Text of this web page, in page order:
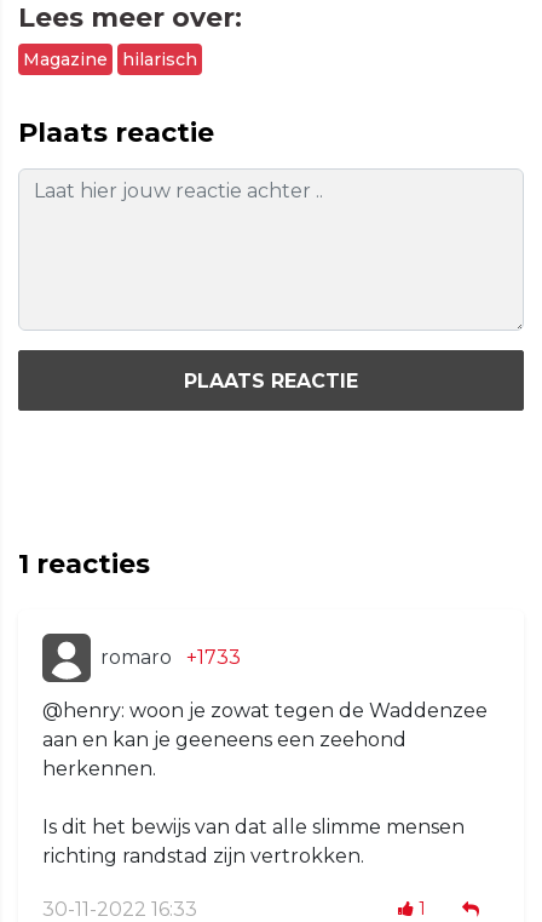
Lees meer over:
Magazine hilarisch
Plaats reactie
PLAATS REACTIE
1 reacties
romaro +1733
@henry: woon je zowat tegen de Waddenzee
aan en kan je geeneens een zeehond
herkennen.
Is dit het bewijs van dat alle slimme mensen
richting randstad zijn vertrokken.
30-11-2022 16:33 1